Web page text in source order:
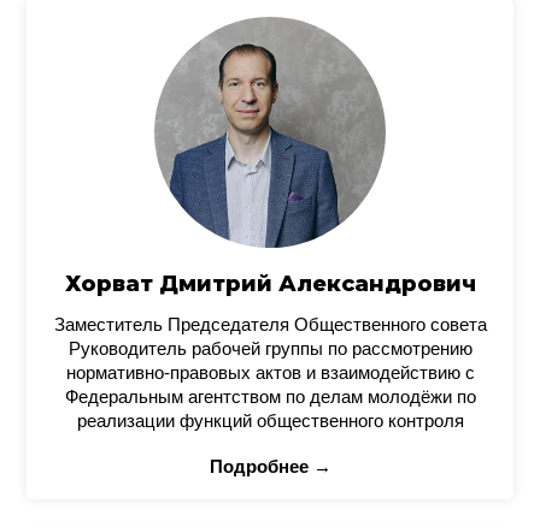
Хорват Дмитрий Александрович
Заместитель Председателя Общественного совета
Руководитель рабочей группы по рассмотрению
нормативно-правовых актов и взаимодействию с
Федеральным агентством по делам молодёжи по
реализации функций общественного контроля
Подробнее →